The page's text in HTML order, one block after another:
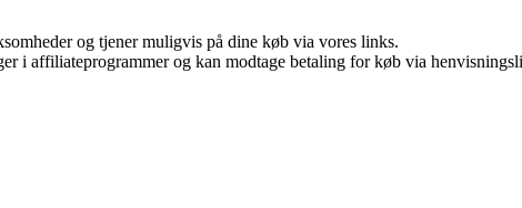
og tjener muligvis på dine køb via vores links.
i affiliateprogrammer og kan modtage betaling for køb via